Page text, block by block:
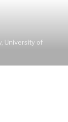
University of